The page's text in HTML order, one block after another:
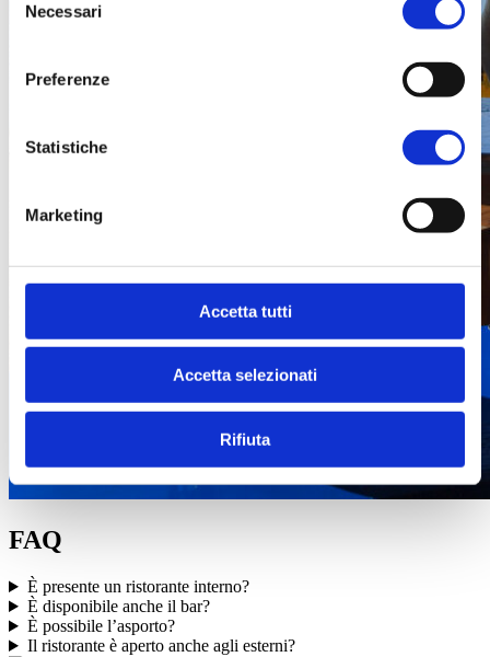
delNecessari
Preferenze
Statistiche
Marketing
Accetta tutti
Accetta selezionati
Rifiuta
FAQ
È presente un ristorante interno?
È disponibile anche il bar?
È possibile l’asporto?
Il ristorante è aperto anche agli esterni?